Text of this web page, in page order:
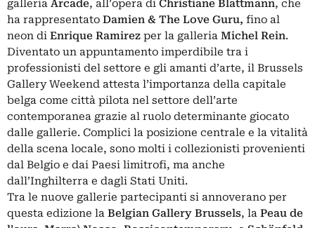
galleria Arcade, all’opera di Christiane Blattmann, che
ha rappresentato Damien & The Love Guru, fino al
neon di Enrique Ramirez per la galleria Michel Rein.
Diventato un appuntamento imperdibile tra i
professionisti del settore e gli amanti d’arte, il Brussels
Gallery Weekend attesta l’importanza della capitale
belga come città pilota nel settore dell’arte
contemporanea grazie al ruolo determinante giocato
dalle gallerie. Complici la posizione centrale e la vitalità
della scena locale, sono molti i collezionisti provenienti
dal Belgio e dai Paesi limitrofi, ma anche
dall’Inghilterra e dagli Stati Uniti.
Tra le nuove gallerie partecipanti si annoverano per
questa edizione la Belgian Gallery Brussels, la Peau de